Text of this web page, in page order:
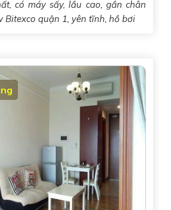
có máy sấy, lầu cao, gần chân
Bitexco quận 1, yên tĩnh, hồ bơi